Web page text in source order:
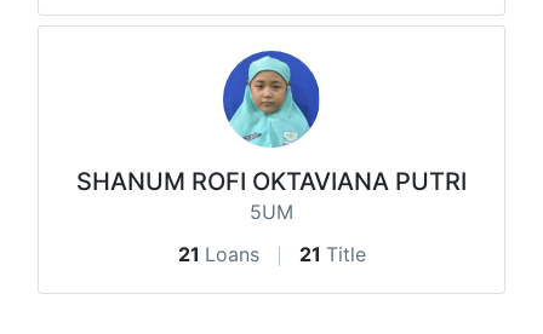
SHANUM ROFI OKTAVIANA PUTRI
5UM
21 Loans 21 Title